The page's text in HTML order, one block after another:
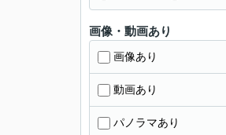
画像・動画あり
画像あり
動画あり
パノラマあり